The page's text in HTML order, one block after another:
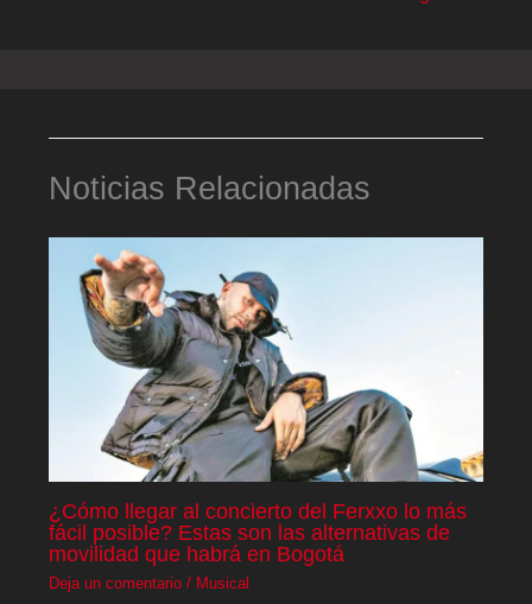
Noticias Relacionadas
¿Cómo llegar al concierto del Ferxxo lo más
fácil posible? Estas son las alternativas de
movilidad que habrá en Bogotá
Deja un comentario / Musical